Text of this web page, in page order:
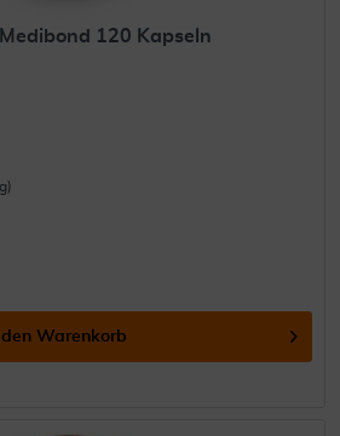
120 Kapseln
den Warenkorb